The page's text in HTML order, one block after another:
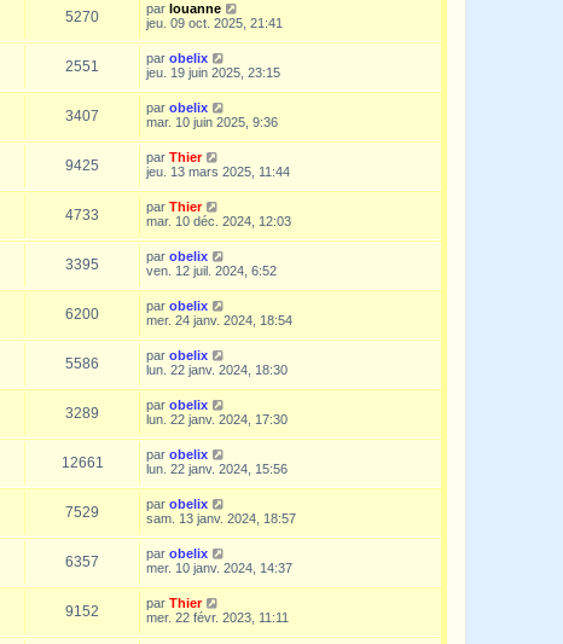
5270 par louanne
jeu. 09 oct. 2025, 21:41
2551 par obelix
jeu. 19 juin 2025, 23:15
3407 par obelix
mar. 10 juin 2025, 9:36
9425 par Thier
jeu. 13 mars 2025, 11:44
4733 par Thier
mar. 10 déc. 2024, 12:03
3395 par obelix
ven. 12 juil. 2024, 6:52
6200 par obelix
mer. 24 janv. 2024, 18:54
5586 par obelix
lun. 22 janv. 2024, 18:30
3289 par obelix
lun. 22 janv. 2024, 17:30
12661 par obelix
lun. 22 janv. 2024, 15:56
7529 par obelix
sam. 13 janv. 2024, 18:57
6357 par obelix
mer. 10 janv. 2024, 14:37
9152 par Thier
mer. 22 févr. 2023, 11:11